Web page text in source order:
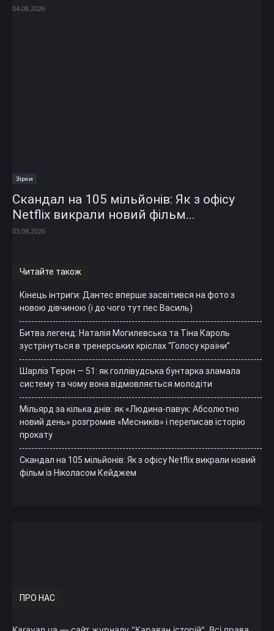
04.08.2026
Зірки
Скандал на 105 мільйонів: Як з офісу
Netflix викрали новий фільм...
03.08.2026
Читайте також
Кінець інтриги: Дантес вперше засвітився на фото з
новою дівчиною (і до чого тут пес Василь)
Битва легенд: Наталія Могилевська та Тіна Кароль
зустрінуться в тренерських кріслах “Голосу країни”
Шарліз Терон — 51: як голлівудська бунтарка зламала
систему та чому вона відмовляється молодіти
Мільярд за кілька днів: як «Людина-павук: Абсолютно
новий день» розгромив «Месників» і переписав історію
прокату
Скандал на 105 мільйонів: Як з офісу Netflix викрали новий
фільм із Ніколасом Кейджем
ПРО НАС